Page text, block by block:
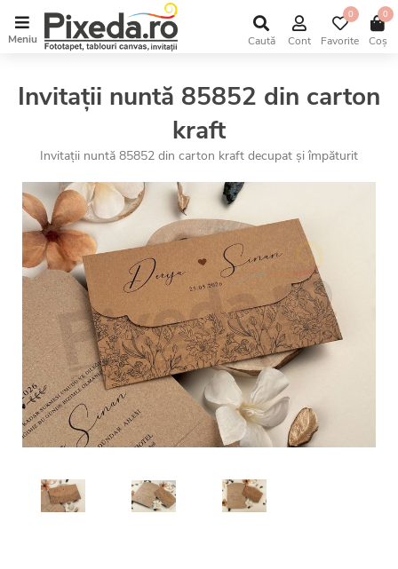
Meniu Caută Cont Favorite
0
Coș
0
Invitații nuntă 85852 din carton
kraft
Invitații nuntă 85852 din carton kraft decupat și împăturit